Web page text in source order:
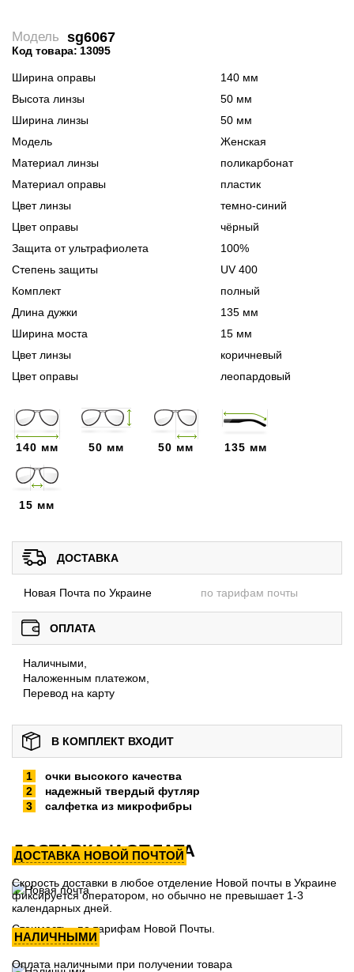
sg6067
Модель
Код товара: 13095
Ширина оправы
140 мм
Высота линзы
50 мм
Ширина линзы
50 мм
Модель
Женская
Материал линзы
поликарбонат
Материал оправы
пластик
Цвет линзы
темно-синий
Цвет оправы
чёрный
Защита от ультрафиолета
100%
Степень защиты
UV 400
Комплект
полный
Длина дужки
135 мм
Ширина моста
15 мм
Цвет линзы
коричневый
Цвет оправы
леопардовый
140 мм 50 мм 50 мм 135 мм
15 мм
ДОСТАВКА
Новая Почта по Украине по тарифам почты
ОПЛАТА
Наличными,
Наложенным платежом,
Перевод на карту
В КОМПЛЕКТ ВХОДИТ
очки высокого качества
надежный твердый футляр
салфетка из микрофибры
ДОСТАВКА И ОПЛАТА
ДОСТАВКА НОВОЙ ПОЧТОЙ
Скорость доставки в любое отделение Новой почты в Украине
фиксируется оператором, но обычно не превышает 1-3
календарных дней.
Стоимость - по тарифам Новой Почты.
НАЛИЧНЫМИ
Оплата наличными при получении товара